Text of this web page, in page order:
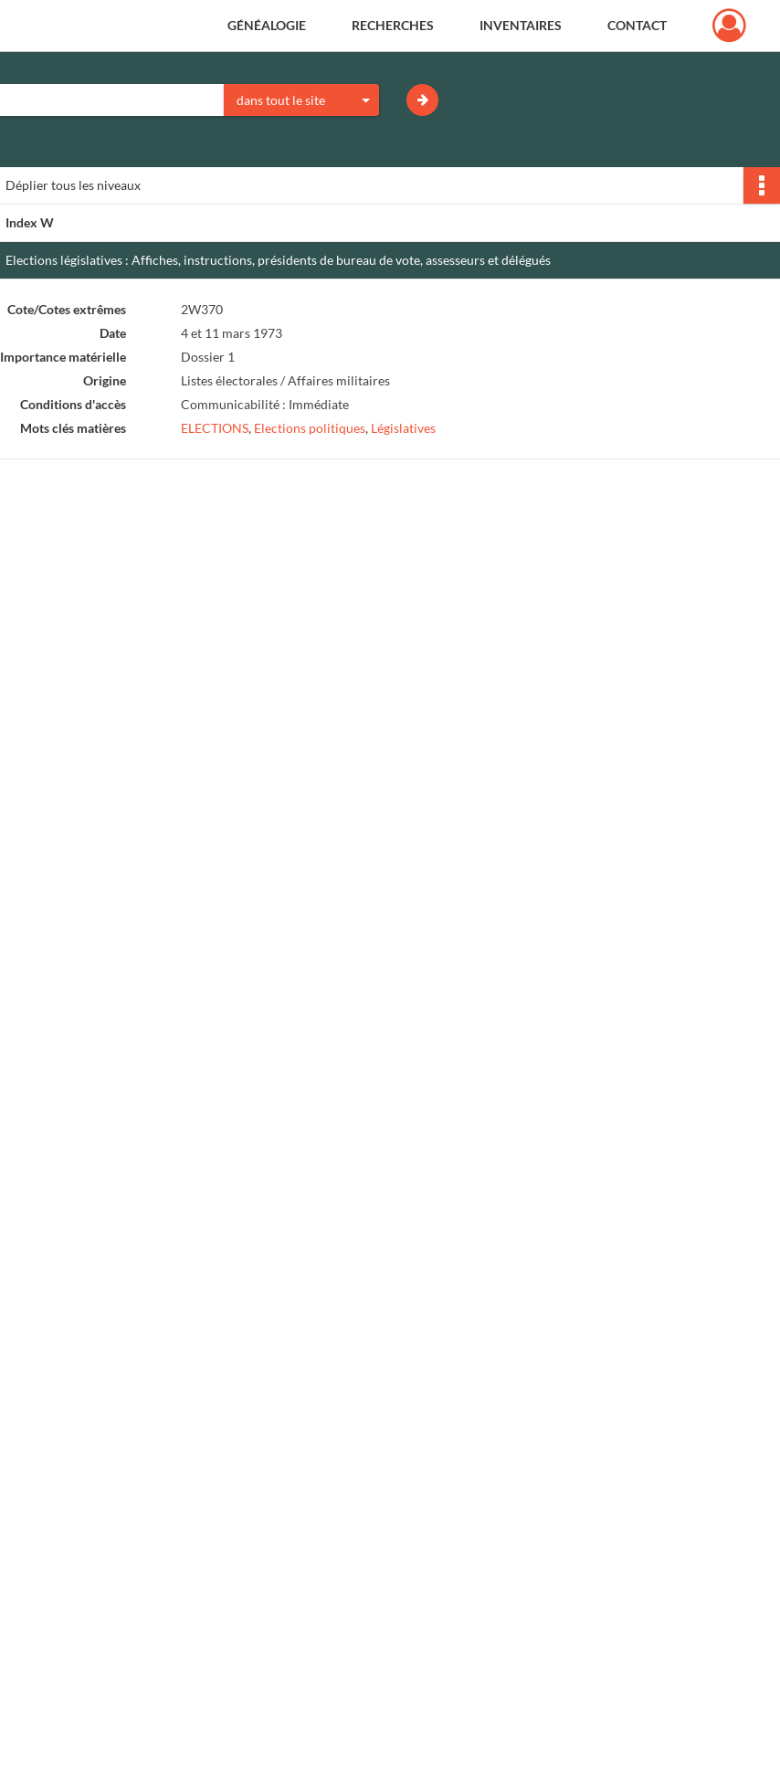
GÉNÉALOGIE RECHERCHES INVENTAIRES CONTACT
dans tout le site
Dépliertous les niveaux
Index W
Elections législatives : Affiches, instructions, présidents de bureau de vote, assesseurs et délégués
Cote/Cotes extrêmes
2W370
Date
4 et 11 mars 1973
Importance matérielle
Dossier 1
Origine
Listes électorales / Affaires militaires
Conditions d'accès
Communicabilité : Immédiate
Mots clés matières
ELECTIONS, Elections politiques, Législatives